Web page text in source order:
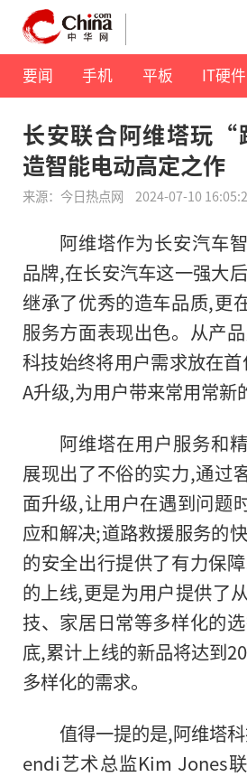
要闻 手机 平板 IT硬件
长安联合阿维塔玩
造智能电动高定之作
来源：今日热点网 2024-07-10
阿维塔作为长安汽车
品牌,在长安汽车这一强大
继承了优秀的造车品质,更
服务方面表现出色。从产
科技始终将用户需求放在
A升级,为用户带来常用常新
阿维塔在用户服务和
展现出了不俗的实力,通过
面升级,让用户在遇到问题
应和解决;道路救援服务的
的安全出行提供了有力保
的上线,更是为用户提供了
技、家居日常等多样化的
底,累计上线的新品将达到
多样化的需求。
值得一提的是,阿维塔
endi艺术总监Kim Jones